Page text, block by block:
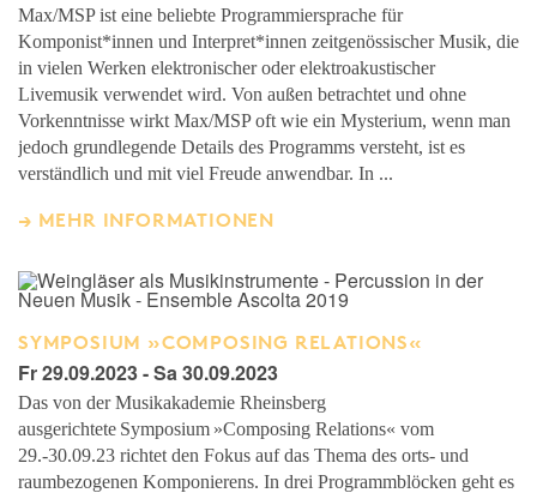
Max/MSP ist eine beliebte Programmiersprache für
Komponist*innen und Interpret*innen zeitgenössischer Musik, die
in vielen Werken elektronischer oder elektroakustischer
Livemusik verwendet wird. Von außen betrachtet und ohne
Vorkenntnisse wirkt Max/MSP oft wie ein Mysterium, wenn man
jedoch grundlegende Details des Programms versteht, ist es
verständlich und mit viel Freude anwendbar. In ...
MEHR INFORMATIONEN
SYMPOSIUM »COMPOSING RELATIONS«
Fr 29.09.2023 - Sa 30.09.2023
Das von der Musikakademie Rheinsberg
ausgerichtete Symposium »Composing Relations« vom
29.-30.09.23 richtet den Fokus auf das Thema des orts- und
raumbezogenen Komponierens. In drei Programmblöcken geht es